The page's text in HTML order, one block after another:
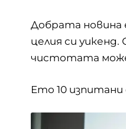
Добрата новина
целия си
чистотата може
Ето 10